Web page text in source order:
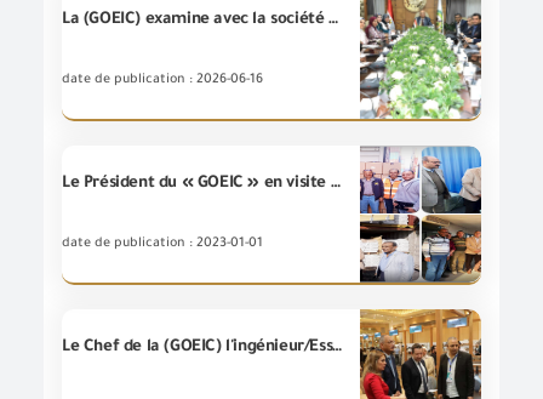
La (GOEIC) examine avec la société de "Defacto" les moyens du renforcement de la compétitivité des produits fabriqués en Égypte.
date de publication : 2026-06-16
Le Président du « GOEIC » en visite d’inspection pour les deux branches de l’Autorité dans les ports d’Alexandrie et de Sokhna
date de publication : 2023-01-01
Le Chef de la (GOEIC) l'ingénieur/Essam El -Naggar, inaugure "HATS 2025" en tant que plate-forme de premier plan réunissant les fabricants égyptiens avec les acheteurs internationaux, ouvrant de nouveaux horizons pour les exportations égyptiennes d'ingénierie .